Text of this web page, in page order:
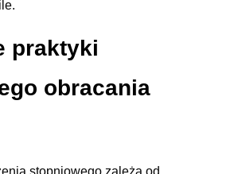
praktyki
obracania
stopniowego zależą od